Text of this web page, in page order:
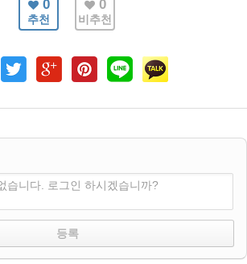
0
추천
0
비추천
습니다. 로그인 하시겠습니까?